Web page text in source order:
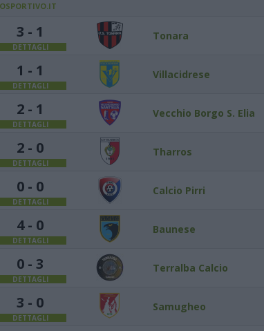
3 - 1
DETTAGLI
Tonara
1 - 1
DETTAGLI
Villacidrese
2 - 1
DETTAGLI
Vecchio Borgo S. Elia
2 - 0
DETTAGLI
Tharros
0 - 0
DETTAGLI
Calcio Pirri
4 - 0
DETTAGLI
Baunese
0 - 3
DETTAGLI
Terralba Calcio
3 - 0
DETTAGLI
Samugheo